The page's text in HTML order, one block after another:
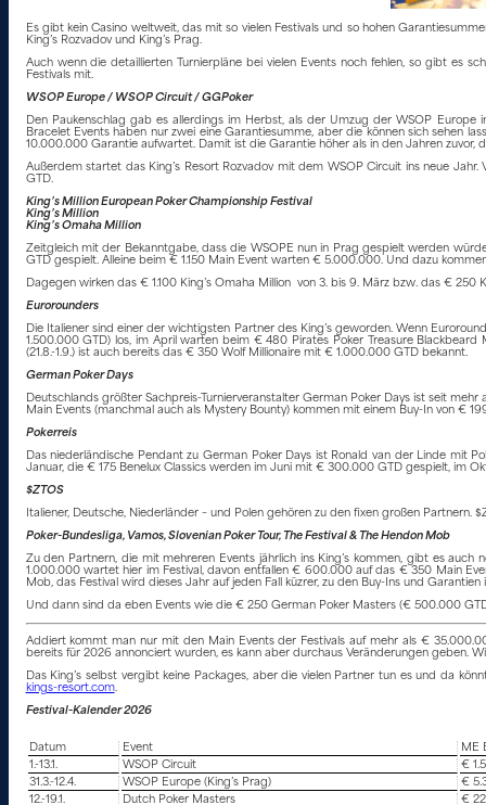
Es gibt kein Casino weltweit, das mit so vielen Festivals und so hohen
King’s Rozvadov und King’s Prag.
Auch wenn die detaillierten Turnierpläne bei vielen Events noch fehlen, so gibt es
Festivals mit.
WSOP Europe / WSOP Circuit / GGPoker
Den Paukenschlag gab es allerdings im Herbst, als der Umzug der WSOP
Bracelet Events haben nur zwei eine Garantiesumme, aber die können sich sehen
10.000.000 Garantie aufwartet. Damit ist die Garantie höher als in den Jahren zuvor,
Außerdem startet das King’s Resort Rozvadov mit dem WSOP Circuit ins neue
GTD.
King’s Million European Poker Championship Festival
King’s Million
King’s Omaha Million
Zeitgleich mit der Bekanntgabe, dass die WSOPE nun in Prag gespielt werden
GTD gespielt. Alleine beim € 1.150 Main Event warten € 5.000.000. Und dazu
Dagegen wirken das € 1.100 King’s Omaha Million von 3. bis 9. März bzw. das € 250
Eurorounders
Die Italiener sind einer der wichtigsten Partner des King’s geworden. Wenn
1.500.000 GTD) los, im April warten beim € 480 Pirates Poker Treasure
(21.8.-1.9.) ist auch bereits das € 350 Wolf Millionaire mit € 1.000.000 GTD bekannt.
German Poker Days
Deutschlands größter Sachpreis-Turnierveranstalter German Poker Days ist seit
Main Events (manchmal auch als Mystery Bounty) kommen mit einem Buy-In von €
Pokerreis
Das niederländische Pendant zu German Poker Days ist Ronald van der Linde mit
Januar, die € 175 Benelux Classics werden im Juni mit € 300.000 GTD gespielt, im
$ZTOS
Italiener, Deutsche, Niederländer – und Polen gehören zu den fixen großen
Poker-Bundesliga, Vamos, Slovenian Poker Tour, The Festival & The Hendon Mob
Zu den Partnern, die mit mehreren Events jährlich ins King’s kommen, gibt es
1.000.000 wartet hier im Festival, davon entfallen € 600.000 auf das € 350 Main
Mob, das Festival wird dieses Jahr auf jeden Fall küzrer, zu den Buy-Ins und Garantien
Und dann sind da eben Events wie die € 250 German Poker Masters (€ 500.000
Addiert kommt man nur mit den Main Events der Festivals auf mehr als €
bereits für 2026 annonciert wurden, es kann aber durchaus Veränderungen geben.
Das King’s selbst vergibt keine Packages, aber die vielen Partner tun es und da
kings-resort.com.
Festival-Kalender 2026
Datum Event
ME
1.-13.1.
WSOP Circuit
€
31.3.-12.4.
WSOP Europe (King’s Prag)
€
12.-19.1.
Dutch Poker Masters
€